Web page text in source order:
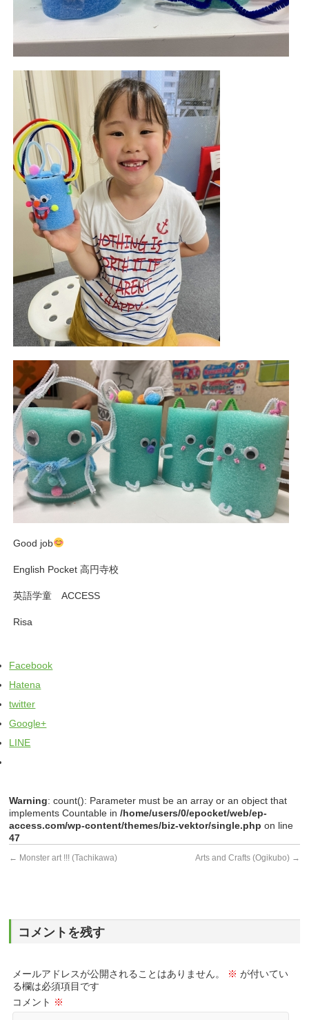
Good job
English Pocket 高円寺校
英語学童 ACCESS
Risa
Facebook
Hatena
twitter
Google+
LINE
Warning: count(): Parameter must be an array or an object that
implements Countable in/home/users/0/epocket/web/ep-
access.com/wp-content/themes/biz-vektor/single.php on line
47
← Monster art !!! (Tachikawa) Arts and Crafts (Ogikubo) →
コメントを残す
メールアドレスが公開されることはありません。 ※ が付いてい
る欄は必須項目です
コメント ※